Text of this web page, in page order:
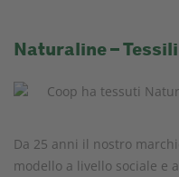
Naturaline –
Da 25 anni il nostro
modello a livello sociale e